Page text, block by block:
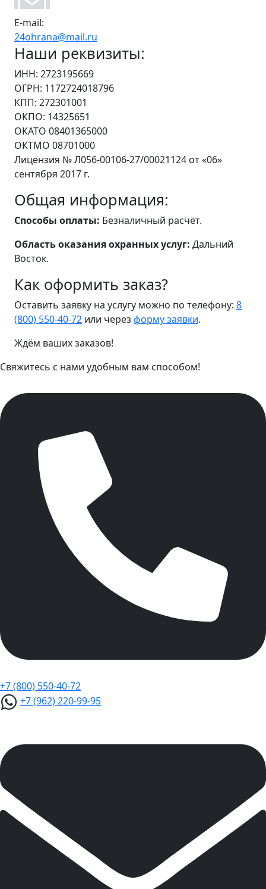
E-mail:
24ohrana@mail.ru
Наши реквизиты:
ИНН: 2723195669
ОГРН: 1172724018796
КПП: 272301001
ОКПО: 14325651
ОКАТО 08401365000
ОКТМО 08701000
Лицензия № Л056-00106-27/00021124 от «06»
сентября 2017 г.
Общая информация:
Способы оплаты: Безналичный расчёт.
Область оказания охранных услуг: Дальний
Восток.
Как оформить заказ?
Оставить заявку на услугу можно по телефону: 8
(800) 550-40-72 или через форму заявки.
Ждём ваших заказов!
Свяжитесь с нами удобным вам способом!
+7 (800) 550-40-72
+7 (962) 220-99-95